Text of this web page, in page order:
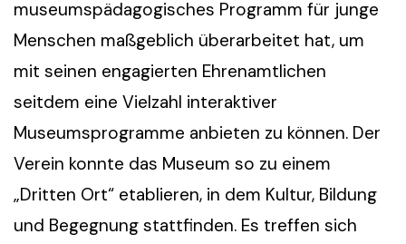
museumspädagogisches Programm für junge
Menschen maßgeblich überarbeitet hat, um
mit seinen engagierten Ehrenamtlichen
seitdem eine Vielzahl interaktiver
Museumsprogramme anbieten zu können. Der
Verein konnte das Museum so zu einem
„Dritten Ort“ etablieren, in dem Kultur, Bildung
und Begegnung stattfinden. Es treffen sich